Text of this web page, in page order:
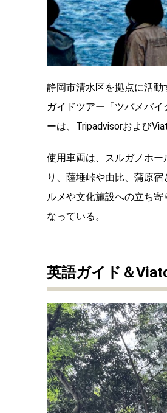
静岡市清水区を拠点に活
ガイドツアー「ツバメバ
ーは、Tripadvisorおよび
使用車両は、スルガノホ
り、薩埵峠や由比、蒲原
ルメや文化施設への立ち
なっている。
英語ガイド＆